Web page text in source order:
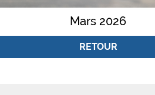
Mars 2026
RETOUR